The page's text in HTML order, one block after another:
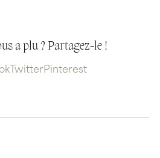
a plu ? Partagez-le !
TwitterPinterest